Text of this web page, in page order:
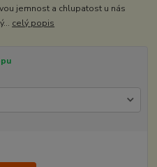
jemnost a chlupatost u nás
celý popis